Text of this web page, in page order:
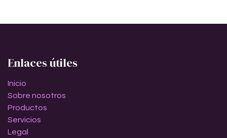
Enlaces útiles
Inicio
Sobre nosotros
Productos
Servicios
Legal